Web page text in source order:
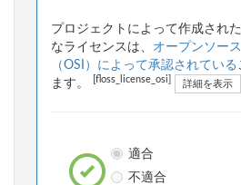
プロジェクトによって作成され
なライセンスは、 オープンソー
（OSI）によって承認されている
ます。
[floss_license_osi] 詳細を表示
適合
不適合